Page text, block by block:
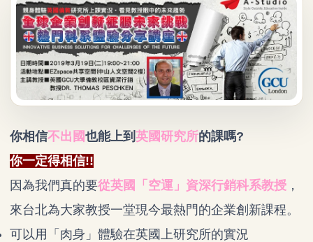
你相信不出國也能上到 英國研究所的課嗎?
你一定得相信!!
因為我們真的要從英國「空運」資深行銷科系教授 ，
來台北為大家教授一堂現今最熱門的企業創新課程。
可以用「肉身」體驗在英國上研究所的實況